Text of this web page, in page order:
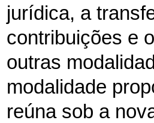
jurídica, a
contribuições e
outras
modalidade
reúna sob a